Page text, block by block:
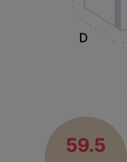
D
59.5